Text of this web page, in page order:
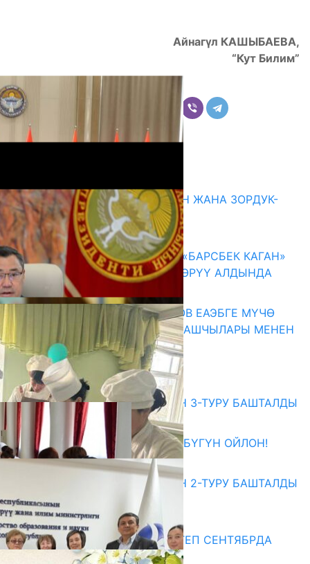
Айнагүл КАШЫБАЕВА,
“Кут Билим”
Комментарийлер
ГЕНДЕРДИК БАСМЫРЛООДОН ЖАНА ЗОРДУК-
ЗОМБУЛУКТАН КОРГОО
07.08.2026
КЫРГЫЗ ТАРЫХЫ ТАСМАДА: «БАРСБЕК КАГАН»
КӨРКӨМ ТАСМАСЫ ЖАРЫК КӨРҮҮ АЛДЫНДА
07.08.2026
ПРЕЗИДЕНТ САДЫР ЖАПАРОВ ЕАЭБГЕ МҮЧӨ
МАМЛЕКЕТТЕРДИН ӨКМӨТ БАШЧЫЛАРЫ МЕНЕН
ЖОЛУГУШТУ
07.08.2026
Абитуриент
ЖОЖДОРГО КАБЫЛ АЛУУНУН 3-ТУРУ БАШТАЛДЫ
27.07.2026
ӨЗҮҢДҮН КЕЛЕЧЕГИҢ ҮЧҮН БҮГҮН ОЙЛОН!
20.07.2026
ЖОЖДОРГО КАБЫЛ АЛУУНУН 2-ТУРУ БАШТАЛДЫ
20.07.2026
Медиа
СУЗАКТА 750 ОРУНДУУ МЕКТЕП СЕНТЯБРДА
ПАЙДАЛАНУУГА БЕРИЛЕТ